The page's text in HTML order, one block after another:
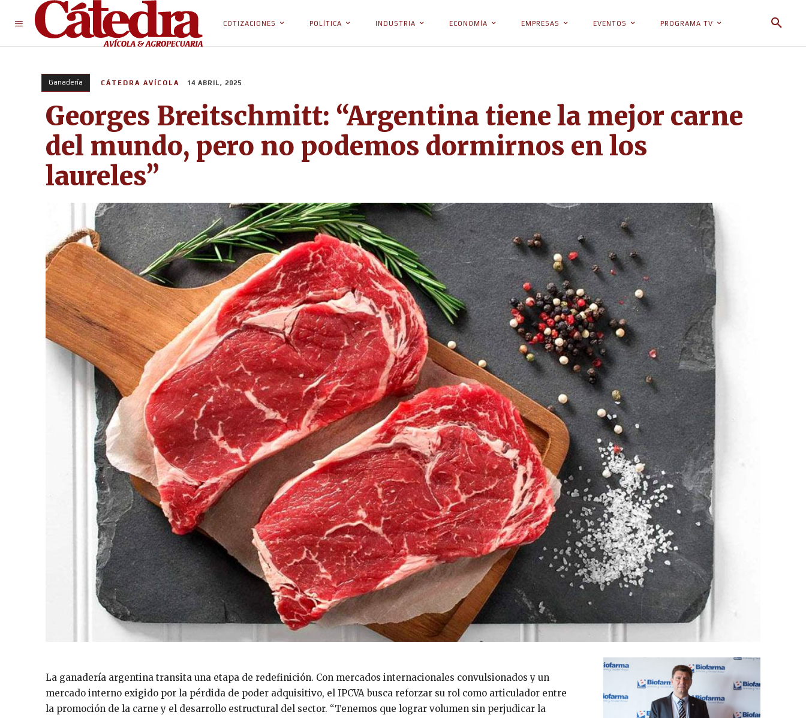
COTIZACIONES POLÍTICA INDUSTRIA ECONOMÍA EMPRESAS EVENTOS PROGRAMA TV
Ganadería CÁTEDRA AVÍCOLA 14 ABRIL, 2025
Georges Breitschmitt: “Argentina tiene la mejor carne
del mundo, pero no podemos dormirnos en los
laureles”
La ganadería argentina transita una etapa de redefinición. Con mercados internacionales convulsionados y un
mercado interno exigido por la pérdida de poder adquisitivo, el IPCVA busca reforzar su rol como articulador entre
la promoción de la carne y el desarrollo estructural del sector. “Tenemos que lograr volumen sin perjudicar la